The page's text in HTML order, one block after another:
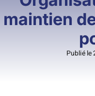
maintien
Publié le